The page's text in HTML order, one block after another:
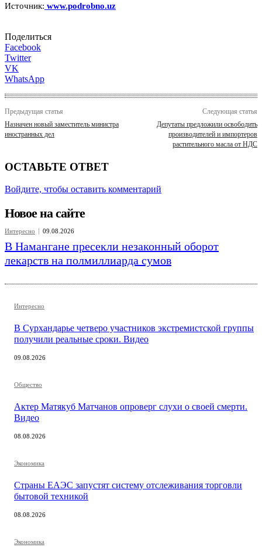
Источник: www.podrobno.uz
Поделиться
Facebook
Twitter
VK
WhatsApp
Предыдущая статья
Назначен новый заместитель министра
иностранных дел
Следующая статья
Депутаты предложили освободить
производителей и импортеров
растительного масла от НДС
ОСТАВЬТЕ ОТВЕТ
Войдите, чтобы оставить комментарий
Новое на сайте
Интересно 09.08.2026
В Намангане пресекли незаконный оборот
лекарств на полмиллиарда сумов
Интересно
В Сурхандарье четверо участников экстремистской группы
получили реальные сроки. Видео
09.08.2026
Общество
Актер Матякуб Матчанов опроверг слухи о своей смерти.
Видео
08.08.2026
Экономика
Страны ЕАЭС запустят систему отслеживания торговли
бытовой техникой
08.08.2026
Экономика